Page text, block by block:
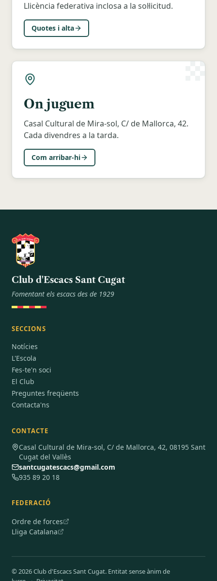
Llicència federativa inclosa a la sol·licitud.
Quotes i alta
On juguem
Casal Cultural de Mira-sol, C/ de Mallorca, 42.
Cada divendres a la tarda.
Com arribar-hi
Club d'Escacs Sant Cugat
Fomentant els escacs des de 1929
SECCIONS
Notícies
L'Escola
Fes-te'n soci
El Club
Preguntes freqüents
Contacta'ns
CONTACTE
Casal Cultural de Mira-sol, C/ de Mallorca, 42, 08195 Sant
Cugat del Vallès
santcugatescacs@gmail.com
935 89 20 18
FEDERACIÓ
Ordre de forces
Lliga Catalana
© 2026 Club d'Escacs Sant Cugat. Entitat sense ànim de